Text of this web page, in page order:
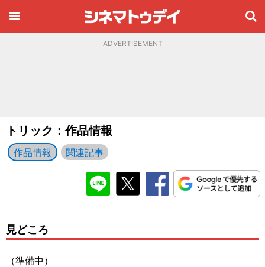
ADVERTISEMENT
トリック：作品情報
作品情報 関連記事
見どころ
（準備中）